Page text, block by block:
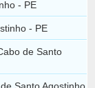
- PE
- PE
de Santo
Santo Agostinho